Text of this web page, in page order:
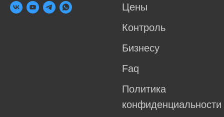
Цены
Контроль
Бизнесу
Faq
Политика
конфиденциальности